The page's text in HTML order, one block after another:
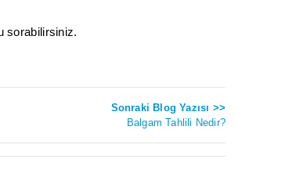
sorabilirsiniz.
Sonraki Blog Yazısı >>
Balgam Tahlili Nedir?